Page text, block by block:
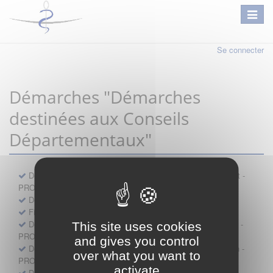
This site uses cookies
and gives you control
over what you want to
activate
Se connecter
Démarches "Démarches
destinées aux Conseils
Départementaux"
Déclaration préalable d'ouverture d'un lieu d'exercice distinct -
PROFESSIONNEL
Demande d'exemption de garde - PROFESSIONNEL
Fiche de signalement d'agression
Demande d’autorisation de se faire assister par un médecin -
PROFESSIONNEL
Demande d'autorisation de tenue de cabinet par un médecin -
PROFESSIONNEL